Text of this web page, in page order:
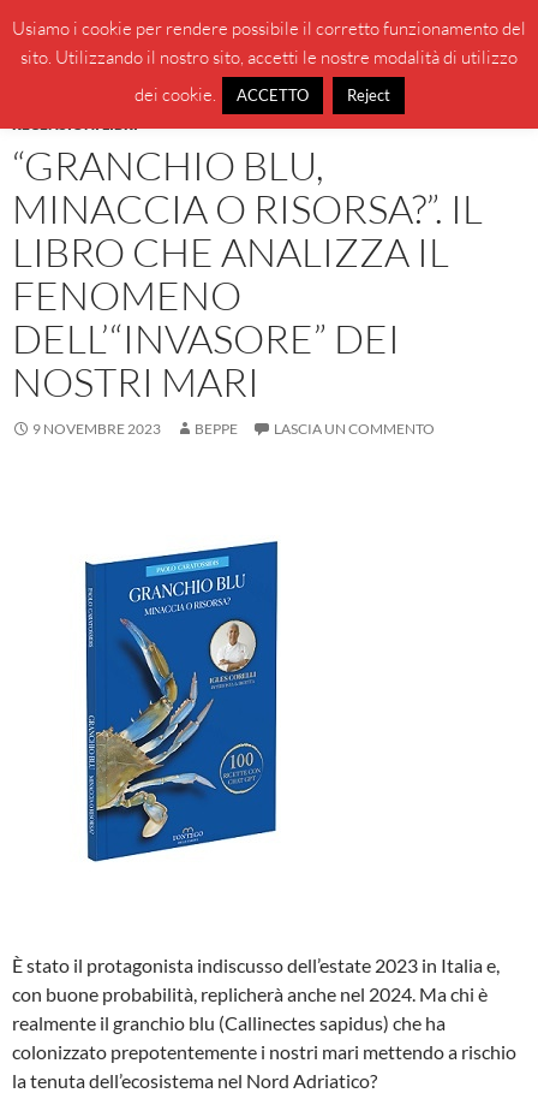
contenuto
BeppeBlog
MENU
RECENSIONI LIBRI
“GRANCHIO BLU,
MINACCIA O RISORSA?”. IL
LIBRO CHE ANALIZZA IL
FENOMENO
DELL’“INVASORE” DEI
NOSTRI MARI
9 NOVEMBRE 2023 BEPPE LASCIA UN COMMENTO
È stato il protagonista indiscusso dell’estate 2023 in Italia e,
con buone probabilità, replicherà anche nel 2024. Ma chi è
realmente il granchio blu (Callinectes sapidus) che ha
colonizzato prepotentemente i nostri mari mettendo a rischio
la tenuta dell’ecosistema nel Nord Adriatico?
Usiamo i cookie per rendere possibile il corretto funzionamento del
sito. Utilizzando il nostro sito, accetti le nostre modalità di utilizzo
dei cookie.
ACCETTO Reject